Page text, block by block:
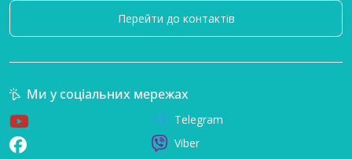
Перейти до контактів
Ми у соціальних мережах
Telegram
Viber